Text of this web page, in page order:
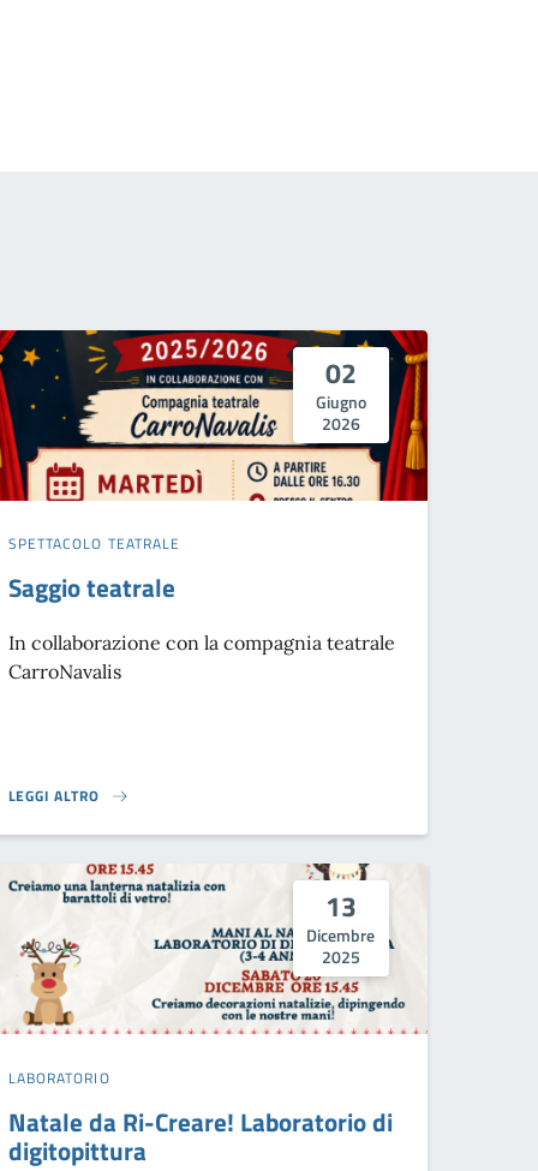
02
Giugno
2026
SPETTACOLO TEATRALE
Saggio teatrale
In collaborazione con la compagnia teatrale
CarroNavalis
LEGGI ALTRO
SAGGIO TEATRALE }
13
Dicembre
2025
LABORATORIO
Natale da Ri-Creare! Laboratorio di
digitopittura